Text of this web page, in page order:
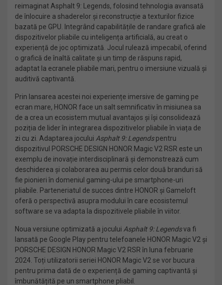
reimaginat Asphalt 9: Legends, folosind tehnologia avansată
de înlocuire a shaderelor și reconstrucție a texturilor fizice
bazată pe GPU. Integrând capabilitățile de randare grafică ale
dispozitivelor pliabile cu inteligența artificială, au creat o
experiență de joc optimizată. Jocul rulează impecabil, oferind
o grafică de înaltă calitate și un timp de răspuns rapid,
adaptat la ecranele pliabile mari, pentru o imersiune vizuală și
auditivă captivantă.
Prin lansarea acestei noi experiențe imersive de gaming pe
ecran mare, HONOR face un salt semnificativ în misiunea sa
de a crea un ecosistem mutual avantajos și își consolidează
poziția de lider în integrarea dispozitivelor pliabile în viața de
zi cu zi. Adaptarea jocului Asphalt 9: Legendspentru
dispozitivul PORSCHE DESIGN HONOR Magic V2 RSR este un
exemplu de inovație interdisciplinară și demonstrează cum
deschiderea și colaborarea au permis celor două branduri să
fie pionieri în domeniul gaming-ului pe smartphone-uri
pliabile. Parteneriatul de succes dintre HONOR și Gameloft
oferă o perspectivă asupra modului în care ecosistemul
software se va adapta la dispozitivele pliabile în viitor.
Noua versiune optimizată a jocului Asphalt 9: Legendsva fi
lansată pe Google Play pentru telefoanele HONOR Magic V2 și
PORSCHE DESIGN HONOR Magic V2 RSR în luna februarie
2024. Toți utilizatorii seriei HONOR Magic V2 se vor bucura
pentru prima dată de o experiență de gaming captivantă și
îmbunătățită pe un smartphone pliabil.